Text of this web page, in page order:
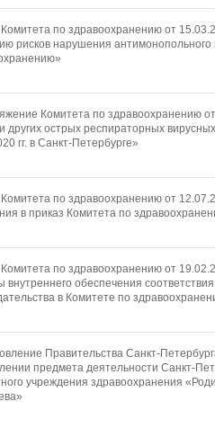
Комитета по здравоохранению от
рисков нарушения антимонопольного
Комитета по здравоохранению
других острых респираторных
гг. в Санкт-Петербурге»
Комитета по здравоохранению от
в приказ Комитета по
Комитета по здравоохранению от
внутреннего обеспечения
в Комитете по
Правительства Санкт-
предмета деятельности Санкт-
учреждения здравоохранения